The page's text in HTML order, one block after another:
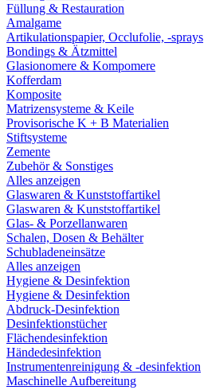
Füllung & Restauration
Amalgame
Artikulationspapier, Occlufolie, -sprays
Bondings & Ätzmittel
Glasionomere & Kompomere
Kofferdam
Komposite
Matrizensysteme & Keile
Provisorische K + B Materialien
Stiftsysteme
Zemente
Zubehör & Sonstiges
Alles anzeigen
Glaswaren & Kunststoffartikel
Glaswaren & Kunststoffartikel
Glas- & Porzellanwaren
Schalen, Dosen & Behälter
Schubladeneinsätze
Alles anzeigen
Hygiene & Desinfektion
Hygiene & Desinfektion
Abdruck-Desinfektion
Desinfektionstücher
Flächendesinfektion
Händedesinfektion
Instrumentenreinigung & -desinfektion
Maschinelle Aufbereitung